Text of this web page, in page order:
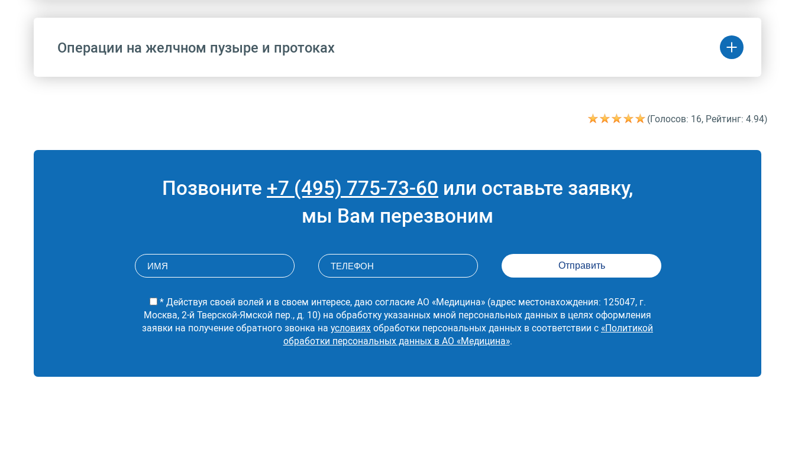
Код
Цена
(руб.)
Операции на желчном пузыре и протоках
Цена
(Голосов: 16, Рейтинг: 4.94)
Позвоните +7 (495) 775-73-60 или оставьте заявку,
мы Вам перезвоним
* Действуя своей волей и в своем интересе, даю согласие АО «Медицина» (адрес местонахождения: 125047, г.
Москва, 2-й Тверской-Ямской пер., д. 10) на обработку указанных мной персональных данных в целях оформления
заявки на получение обратного звонка на условияхобработки персональных данных в соответствии с«Политикой
обработки персональных данных в АО «Медицина».